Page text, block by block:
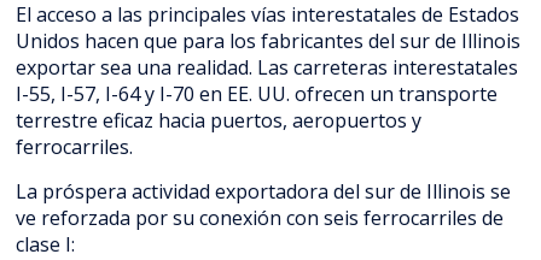
El acceso a las principales vías interestatales de Estados
Unidos hacen que para los fabricantes del sur de Illinois
exportar sea una realidad. Las carreteras interestatales
I-55, I-57, I-64 y I-70 en EE. UU. ofrecen un transporte
terrestre eficaz hacia puertos, aeropuertos y
ferrocarriles.
La próspera actividad exportadora del sur de Illinois se
ve reforzada por su conexión con seis ferrocarriles de
clase I: